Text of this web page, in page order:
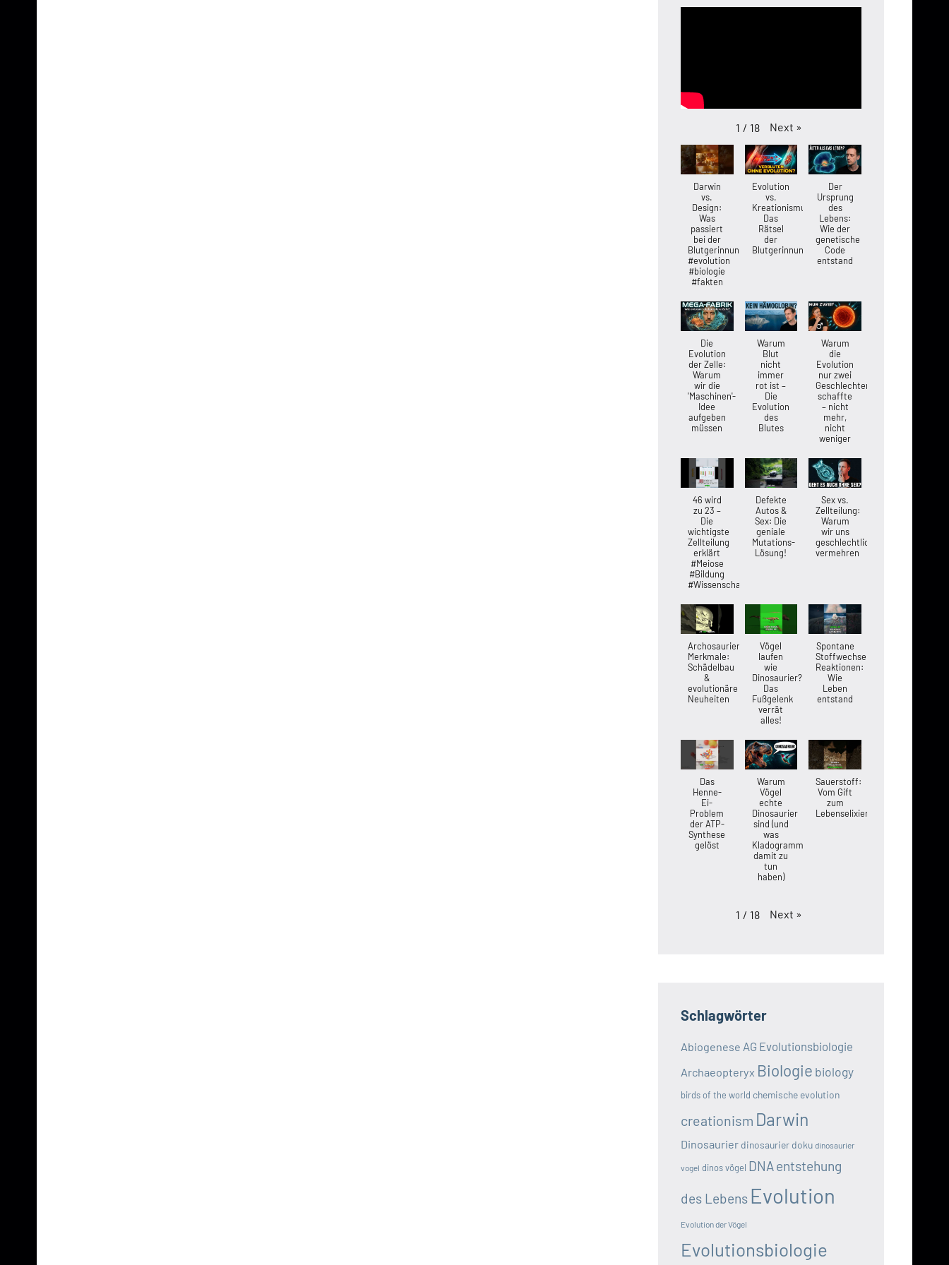
1 / 18 Next »
Darwin
vs.
Design:
Was
passiert
bei der
Blutgerinnung?
#evolution
#biologie
#fakten
Evolution
vs.
Kreationismus:
Das
Rätsel
der
Blutgerinnung
Der
Ursprung
des
Lebens:
Wie der
genetische
Code
entstand
Die
Evolution
der Zelle:
Warum
wir die
'Maschinen'-
Idee
aufgeben
müssen
Warum
Blut
nicht
immer
rot ist –
Die
Evolution
des
Blutes
Warum
die
Evolution
nur zwei
Geschlechter
schaffte
– nicht
mehr,
nicht
weniger
46 wird
zu 23 –
Die
wichtigste
Zellteilung
erklärt
#Meiose
#Bildung
#Wissenschaft
Defekte
Autos &
Sex: Die
geniale
Mutations-
Lösung!
Sex vs.
Zellteilung:
Warum
wir uns
geschlechtlich
vermehren
Archosaurier-
Merkmale:
Schädelbau
&
evolutionäre
Neuheiten
Vögel
laufen
wie
Dinosaurier?
Das
Fußgelenk
verrät
alles!
Spontane
Stoffwechsel-
Reaktionen:
Wie
Leben
entstand
Das
Henne-
Ei-
Problem
der ATP-
Synthese
gelöst
Warum
Vögel
echte
Dinosaurier
sind (und
was
Kladogramme
damit zu
tun
haben)
Sauerstoff:
Vom Gift
zum
Lebenselixier
1 / 18 Next »
Schlagwörter
Abiogenese AG Evolutionsbiologie
Archaeopteryx Biologie biology
birds of the world chemische evolution
creationism Darwin
Dinosaurier dinosaurier doku dinosaurier
vogel dinos vögel DNAentstehung
des Lebens Evolution
Evolution der Vögel
Evolutionsbiologie